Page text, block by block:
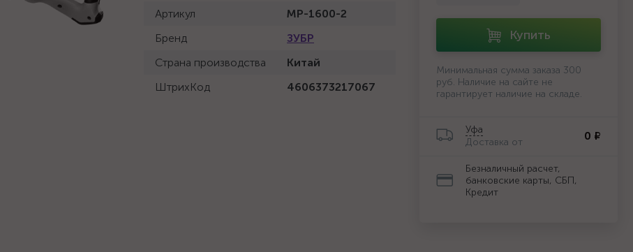
Артикул
МР-1600-2
Бренд
ЗУБР
Страна производства
Китай
ШтрихКод
4606373217067
Купить
Минимальная сумма заказа 300
руб. Наличие на сайте не
гарантирует наличие на складе.
Уфа
Доставка от
0 ₽
Безналичный расчет,
банковские карты, СБП,
Кредит